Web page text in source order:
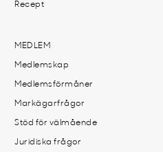
Recept
MEDLEM
Medlemskap
Medlemsförmåner
Markägarfrågor
Stöd för välmående
Juridiska frågor